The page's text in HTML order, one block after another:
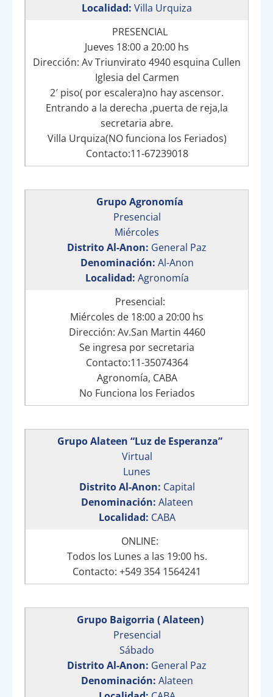
Localidad: Villa Urquiza
PRESENCIAL
Jueves 18:00 a 20:00 hs
Dirección: Av Triunvirato 4940 esquina Cullen
Iglesia del Carmen
2′ piso( por escalera)no hay ascensor.
Entrando a la derecha ,puerta de reja,la
secretaria abre.
Villa Urquiza(NO funciona los Feriados)
Contacto:11-67239018
Grupo Agronomía
Presencial
Miércoles
Distrito Al-Anon: General Paz
Denominación: Al-Anon
Localidad: Agronomía
Presencial:
Miércoles de 18:00 a 20:00 hs
Dirección: Av.San Martin 4460
Se ingresa por secretaria
Contacto:11-35074364
Agronomía, CABA
No Funciona los Feriados
Grupo Alateen “Luz de Esperanza”
Virtual
Lunes
Distrito Al-Anon: Capital
Denominación: Alateen
Localidad: CABA
ONLINE:
Todos los Lunes a las 19:00 hs.
Contacto: +549 354 1564241
Grupo Baigorria ( Alateen)
Presencial
Sábado
Distrito Al-Anon: General Paz
Denominación: Alateen